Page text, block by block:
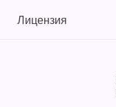
Лицензия